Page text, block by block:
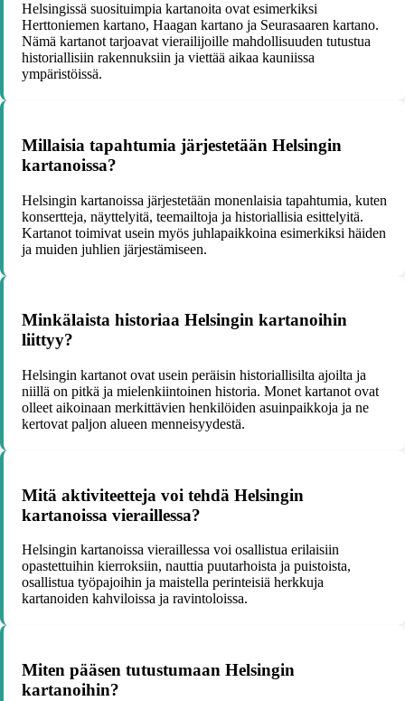
Helsingissä suosituimpia kartanoita ovat esimerkiksi
Herttoniemen kartano, Haagan kartano ja Seurasaaren kartano.
Nämä kartanot tarjoavat vierailijoille mahdollisuuden tutustua
historiallisiin rakennuksiin ja viettää aikaa kauniissa
ympäristöissä.
Millaisia tapahtumia järjestetään Helsingin
kartanoissa?
Helsingin kartanoissa järjestetään monenlaisia tapahtumia, kuten
konsertteja, näyttelyitä, teemailtoja ja historiallisia esittelyitä.
Kartanot toimivat usein myös juhlapaikkoina esimerkiksi häiden
ja muiden juhlien järjestämiseen.
Minkälaista historiaa Helsingin kartanoihin
liittyy?
Helsingin kartanot ovat usein peräisin historiallisilta ajoilta ja
niillä on pitkä ja mielenkiintoinen historia. Monet kartanot ovat
olleet aikoinaan merkittävien henkilöiden asuinpaikkoja ja ne
kertovat paljon alueen menneisyydestä.
Mitä aktiviteetteja voi tehdä Helsingin
kartanoissa vieraillessa?
Helsingin kartanoissa vieraillessa voi osallistua erilaisiin
opastettuihin kierroksiin, nauttia puutarhoista ja puistoista,
osallistua työpajoihin ja maistella perinteisiä herkkuja
kartanoiden kahviloissa ja ravintoloissa.
Miten pääsen tutustumaan Helsingin
kartanoihin?